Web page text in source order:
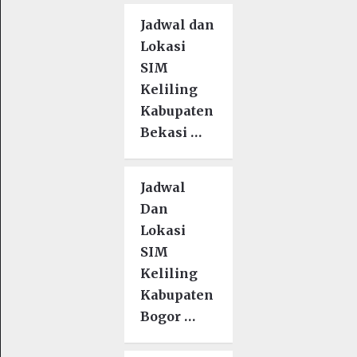
Jadwal dan
Lokasi
SIM
Keliling
Kabupaten
Bekasi …
Jadwal
Dan
Lokasi
SIM
Keliling
Kabupaten
Bogor …